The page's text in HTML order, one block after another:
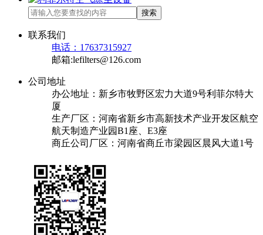
搜索
联系我们
电话：17637315927
邮箱:lefilters@126.com
公司地址
办公地址：新乡市牧野区宏力大道9号利菲尔特大
厦
生产厂区：河南省新乡市高新技术产业开发区航空
航天制造产业园B1座、E3座
商丘公司厂区：河南省商丘市梁园区晨风大道1号